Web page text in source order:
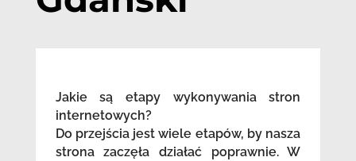
Jakie są etapy wykonywania stron
internetowych?
Do przejścia jest wiele etapów, by nasza
strona zaczęła działać poprawnie. W